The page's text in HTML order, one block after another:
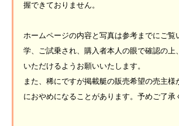
握できておりません。
ホームページの内容と写真は参考までにご覧
学、ご試乗され、購入者本人の眼で確認の上
いただけるようお願いいたします。
また、稀にですが掲載艇の販売希望の売主様
におやめになることがあります。予めご了承